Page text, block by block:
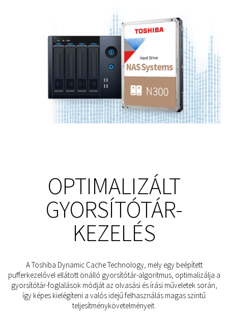
OPTIMALIZÁLT
GYORSÍTÓTÁR-
KEZELÉS
A Toshiba Dynamic Cache Technology, mely egy beépített
pufferkezelővel ellátott önálló gyorsítótár-algoritmus, optimalizálja a
gyorsítótár-foglalások módját az olvasási és írási műveletek során,
így képes kielégíteni a valós idejű felhasználás magas szintű
teljesítménykövetelményeit.